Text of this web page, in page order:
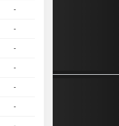
-
-
-
-
-
-